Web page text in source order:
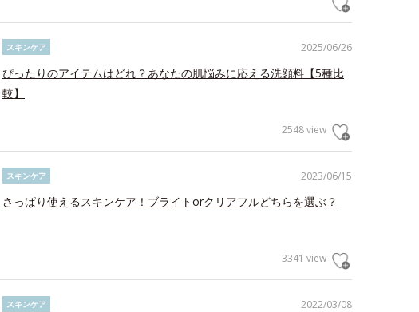
2025/06/26
スキンケア
ぴったりのアイテムはどれ？あなたの肌悩みに応える洗顔料【5種比
較】
2548 view
2023/06/15
スキンケア
さっぱり使えるスキンケア！ブライトorクリアフルどちらを選ぶ？
3341 view
2022/03/08
スキンケア